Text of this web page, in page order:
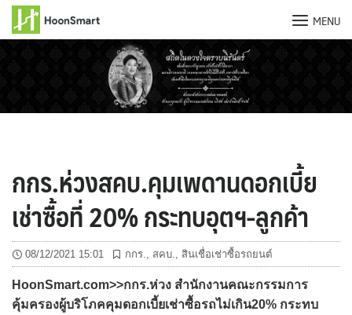
MENU
กกร.ห่วงสคบ.คุมเพดานดอกเบี้ย
เช่าซื้อที่ 20% กระทบอุตฯ-ลูกค้า
08/12/2021 15:01 กกร. สคบ. สินเชื่อเช่าซื้อรถยนต์
HoonSmart.com>>กกร.ห่วง สำนักงานคณะกรรมการ
คุ้มครองผู้บริโภคคุมดอกเบี้ยเช่าซื้อรถไม่เกิน20% กระทบ